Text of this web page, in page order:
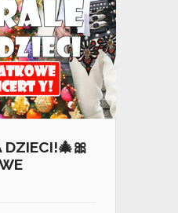
DZIECI!🎄🎀